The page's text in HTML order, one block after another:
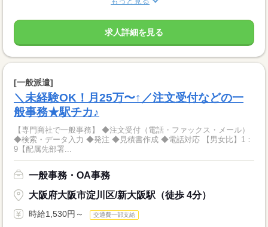
求人詳細を見る
[一般派遣]
＼未経験OK！月25万〜↑／注文受付などの一
般事務★駅チカ♪
【専門商社で一般事務】 ◆注文受付（電話・ファックス・メール）
◆検索・データ入力 ◆発注 ◆見積書作成 ◆電話対応 【男女比】1：
9【配属先部署...
一般事務・OA事務
大阪府大阪市淀川区/新大阪駅（徒歩 4分）
時給1,530円～ 交通費一部支給